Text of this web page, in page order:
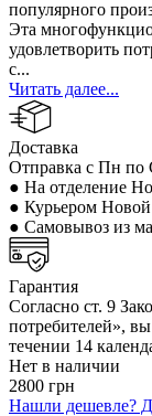
популярного
Эта
удовлетворить
с...
Читать далее...
Доставка
Отправка с Пн по
● На отделение
● Курьером
● Самовывоз из
Гарантия
Согласно ст. 9
потребителей»,
течении 14
Нет в наличии
2800 грн
Нашли дешевле?